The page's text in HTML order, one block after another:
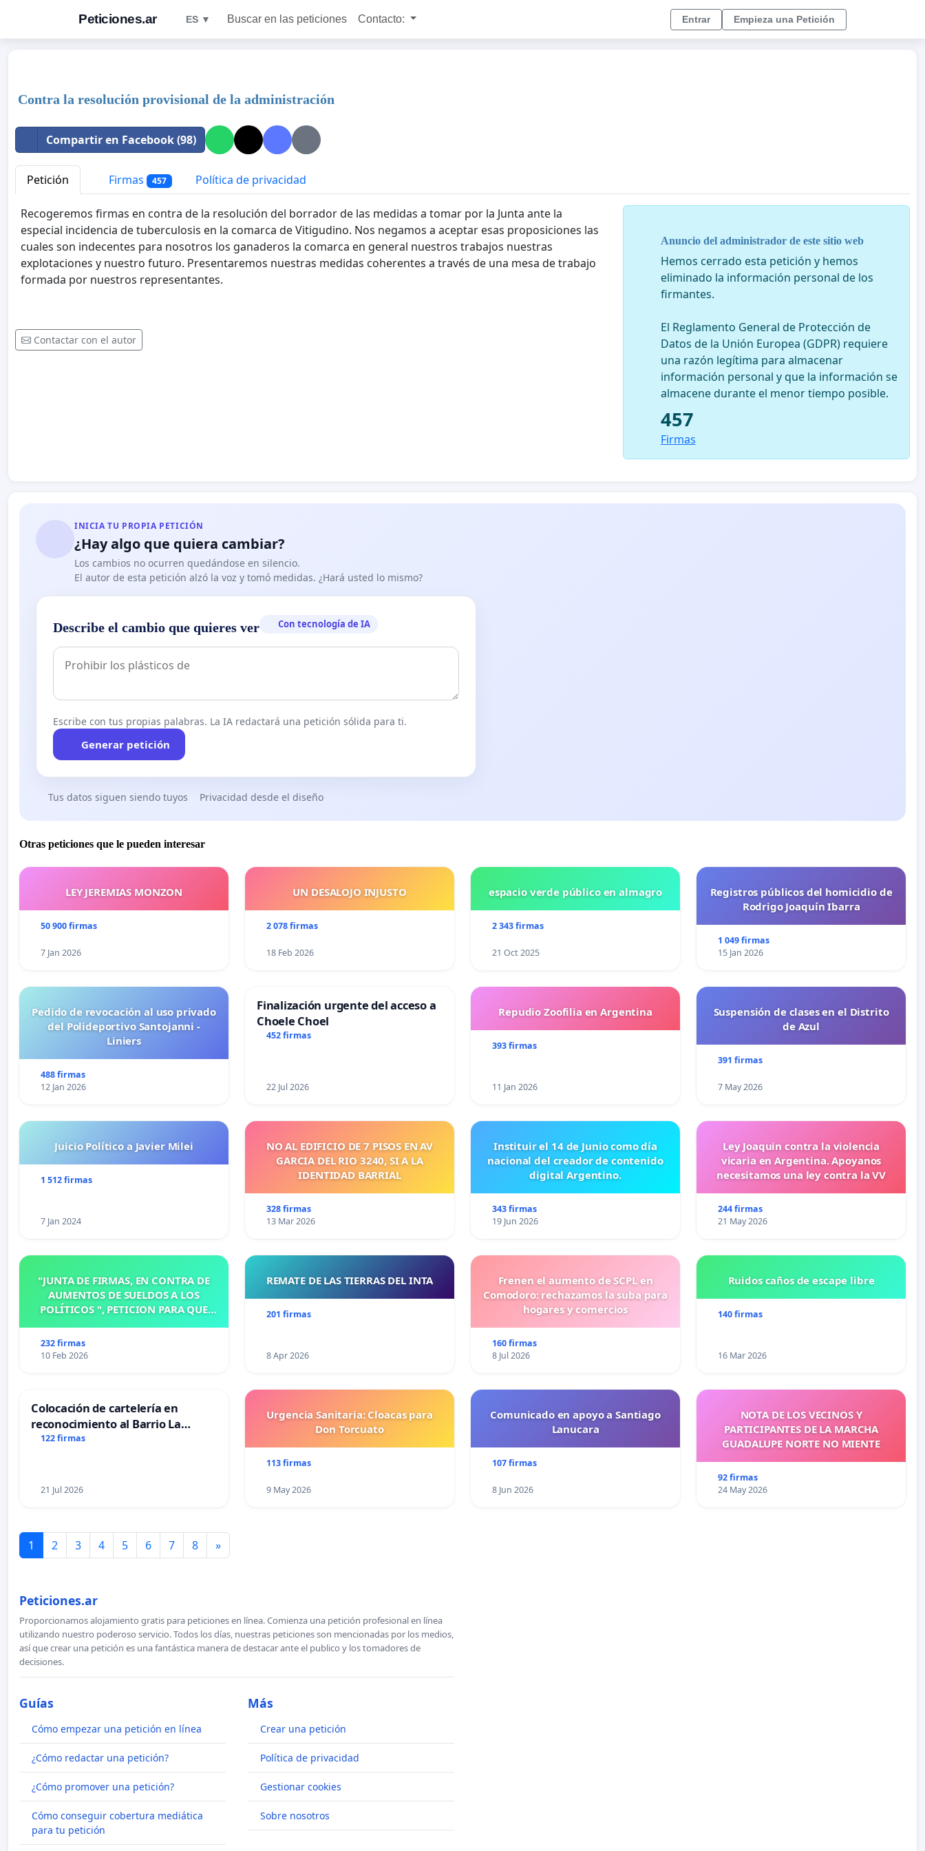
Peticiones.ar ES ▼ Buscar en las peticiones Contacto: Entrar Empieza una Petición
Contra la resolución provisional de la administración
Compartir en Facebook (98)
Petición Firmas 457 Política de privacidad
Recogeremos firmas en contra de la resolución del borrador de las medidas a tomar por la Junta ante la
especial incidencia de tuberculosis en la comarca de Vitigudino. Nos negamos a aceptar esas proposiciones las
cuales son indecentes para nosotros los ganaderos la comarca en general nuestros trabajos nuestras
explotaciones y nuestro futuro. Presentaremos nuestras medidas coherentes a través de una mesa de trabajo
formada por nuestros representantes.
Contactar con el autor
Anuncio del administrador de este sitio web
Hemos cerrado esta petición y hemos
eliminado la información personal de los
firmantes.
El Reglamento General de Protección de
Datos de la Unión Europea (GDPR) requiere
una razón legítima para almacenar
información personal y que la información se
almacene durante el menor tiempo posible.
457
Firmas
INICIA TU PROPIA PETICIÓN
¿Hay algo que quiera cambiar?
Los cambios no ocurren quedándose en silencio.
El autor de esta petición alzó la voz y tomó medidas. ¿Hará usted lo mismo?
Describe el cambio que quieres ver Con tecnología de IA
Escribe con tus propias palabras. La IA redactará una petición sólida para ti.
Generar petición
Tus datos siguen siendo tuyos Privacidad desde el diseño
Otras peticiones que le pueden interesar
LEY JEREMIAS MONZON
50 900 firmas
7 Jan 2026
UN DESALOJO INJUSTO
2 078 firmas
18 Feb 2026
espacio verde público en almagro
2 343 firmas
21 Oct 2025
Registros públicos del homicidio de
Rodrigo Joaquín Ibarra
1 049 firmas
15 Jan 2026
Pedido de revocación al uso privado
del Polideportivo Santojanni -
Liniers
488 firmas
12 Jan 2026
Finalización urgente del acceso a
Choele Choel
452 firmas
22 Jul 2026
Repudio Zoofilia en Argentina
393 firmas
11 Jan 2026
Suspensión de clases en el Distrito
de Azul
391 firmas
7 May 2026
Juicio Político a Javier Milei
1 512 firmas
7 Jan 2024
NO AL EDIFICIO DE 7 PISOS EN AV
GARCIA DEL RIO 3240, SI A LA
IDENTIDAD BARRIAL
328 firmas
13 Mar 2026
Instituir el 14 de Junio como día
nacional del creador de contenido
digital Argentino.
343 firmas
19 Jun 2026
Ley Joaquin contra la violencia
vicaria en Argentina. Apoyanos
necesitamos una ley contra la VV
244 firmas
21 May 2026
"JUNTA DE FIRMAS, EN CONTRA DE
AUMENTOS DE SUELDOS A LOS
POLÍTICOS ", PETICION PARA QUE
ORDENANZA N°1102/92, EN
VICTORIA, ENTRE RIOS
232 firmas
10 Feb 2026
REMATE DE LAS TIERRAS DEL INTA
201 firmas
8 Apr 2026
Frenen el aumento de SCPL en
Comodoro: rechazamos la suba para
hogares y comercios
160 firmas
8 Jul 2026
Ruidos caños de escape libre
140 firmas
16 Mar 2026
Colocación de cartelería en
reconocimiento al Barrio La
Laguna de Trelew y sus vecinos
122 firmas
21 Jul 2026
Urgencia Sanitaria: Cloacas para
Don Torcuato
113 firmas
9 May 2026
Comunicado en apoyo a Santiago
Lanucara
107 firmas
8 Jun 2026
NOTA DE LOS VECINOS Y
PARTICIPANTES DE LA MARCHA
GUADALUPE NORTE NO MIENTE
92 firmas
24 May 2026
1 2 3 4 5 6 7 8 »
Peticiones.ar
Proporcionamos alojamiento gratis para peticiones en línea. Comienza una petición profesional en línea
utilizando nuestro poderoso servicio. Todos los días, nuestras peticiones son mencionadas por los medios,
así que crear una petición es una fantástica manera de destacar ante el publico y los tomadores de
decisiones.
Guías
Cómo empezar una petición en línea
¿Cómo redactar una petición?
¿Cómo promover una petición?
Cómo conseguir cobertura mediática
para tu petición
Más
Crear una petición
Política de privacidad
Gestionar cookies
Sobre nosotros